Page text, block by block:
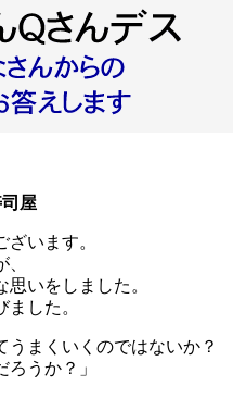
屋
います。
いをしました。
した。
うまくいくのではないか？
うか？」